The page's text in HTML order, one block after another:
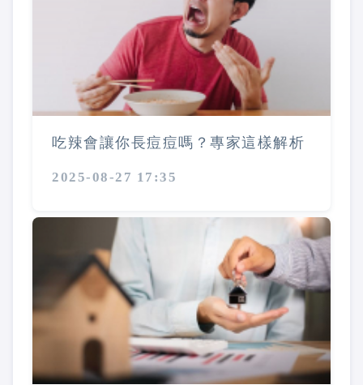
吃辣會讓你長痘痘嗎？專家這樣解析
2025-08-27 17:35